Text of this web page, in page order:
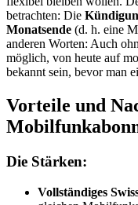
betrachten: Die
Monatsende (d. h. eine
anderen Worten: Auch
möglich, von heute auf
bekannt sein, bevor man
Vorteile und
Die Stärken:
Vollständiges